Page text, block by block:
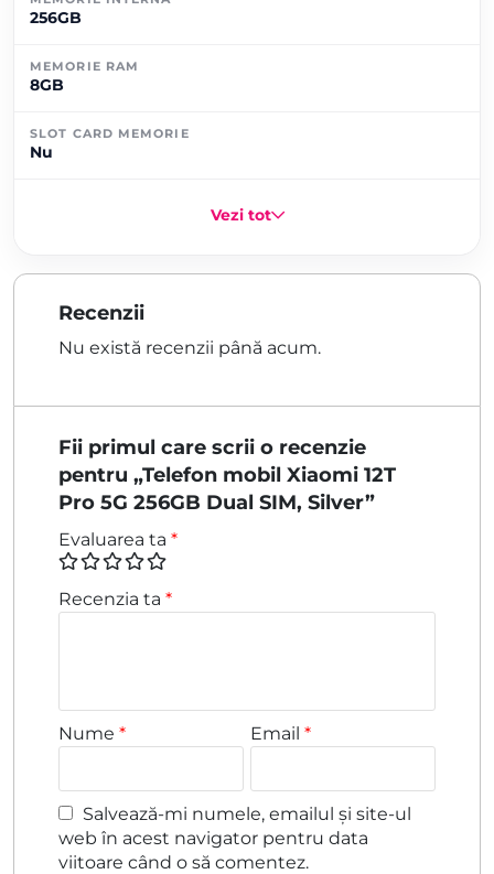
256GB
MEMORIE RAM
8GB
SLOT CARD MEMORIE
Nu
Vezi tot
Recenzii
Nu există recenzii până acum.
Fii primul care scrii o recenzie
pentru „Telefon mobil Xiaomi 12T
Pro 5G 256GB Dual SIM, Silver”
Evaluarea ta *
Recenzia ta *
Nume * Email*
Salvează-mi numele, emailul și site-ul
web în acest navigator pentru data
viitoare când o să comentez.